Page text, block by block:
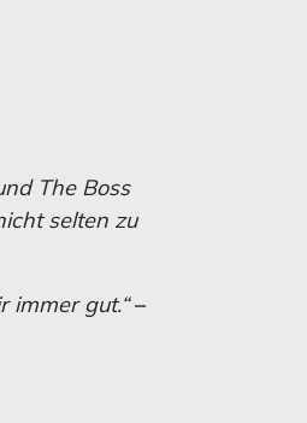
The Boss
selten zu
immer gut.“ –